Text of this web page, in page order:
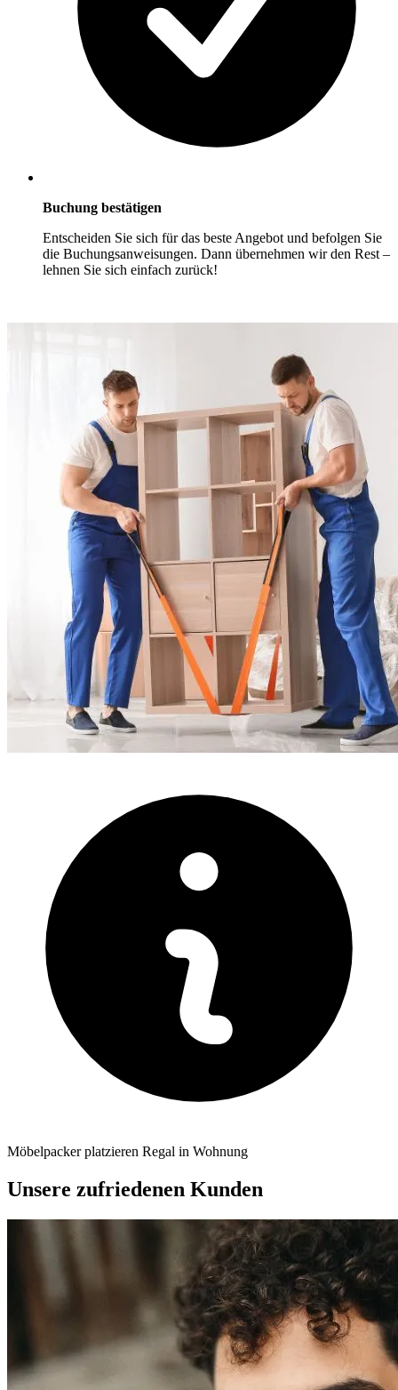
Buchung bestätigen
Entscheiden Sie sich für das beste Angebot und befolgen Sie
die Buchungsanweisungen. Dann übernehmen wir den Rest –
lehnen Sie sich einfach zurück!
Möbelpacker platzieren Regal in Wohnung
Unsere zufriedenen Kunden